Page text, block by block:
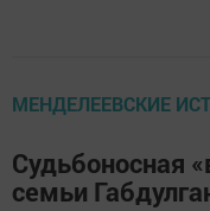
МЕНДЕЛЕЕВСКИЕ
Судьбоносная
семьи